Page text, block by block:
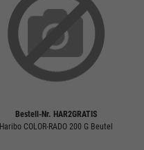
Bestell-Nr. HAR2GRATIS
Haribo COLOR-RADO 200 G Beutel